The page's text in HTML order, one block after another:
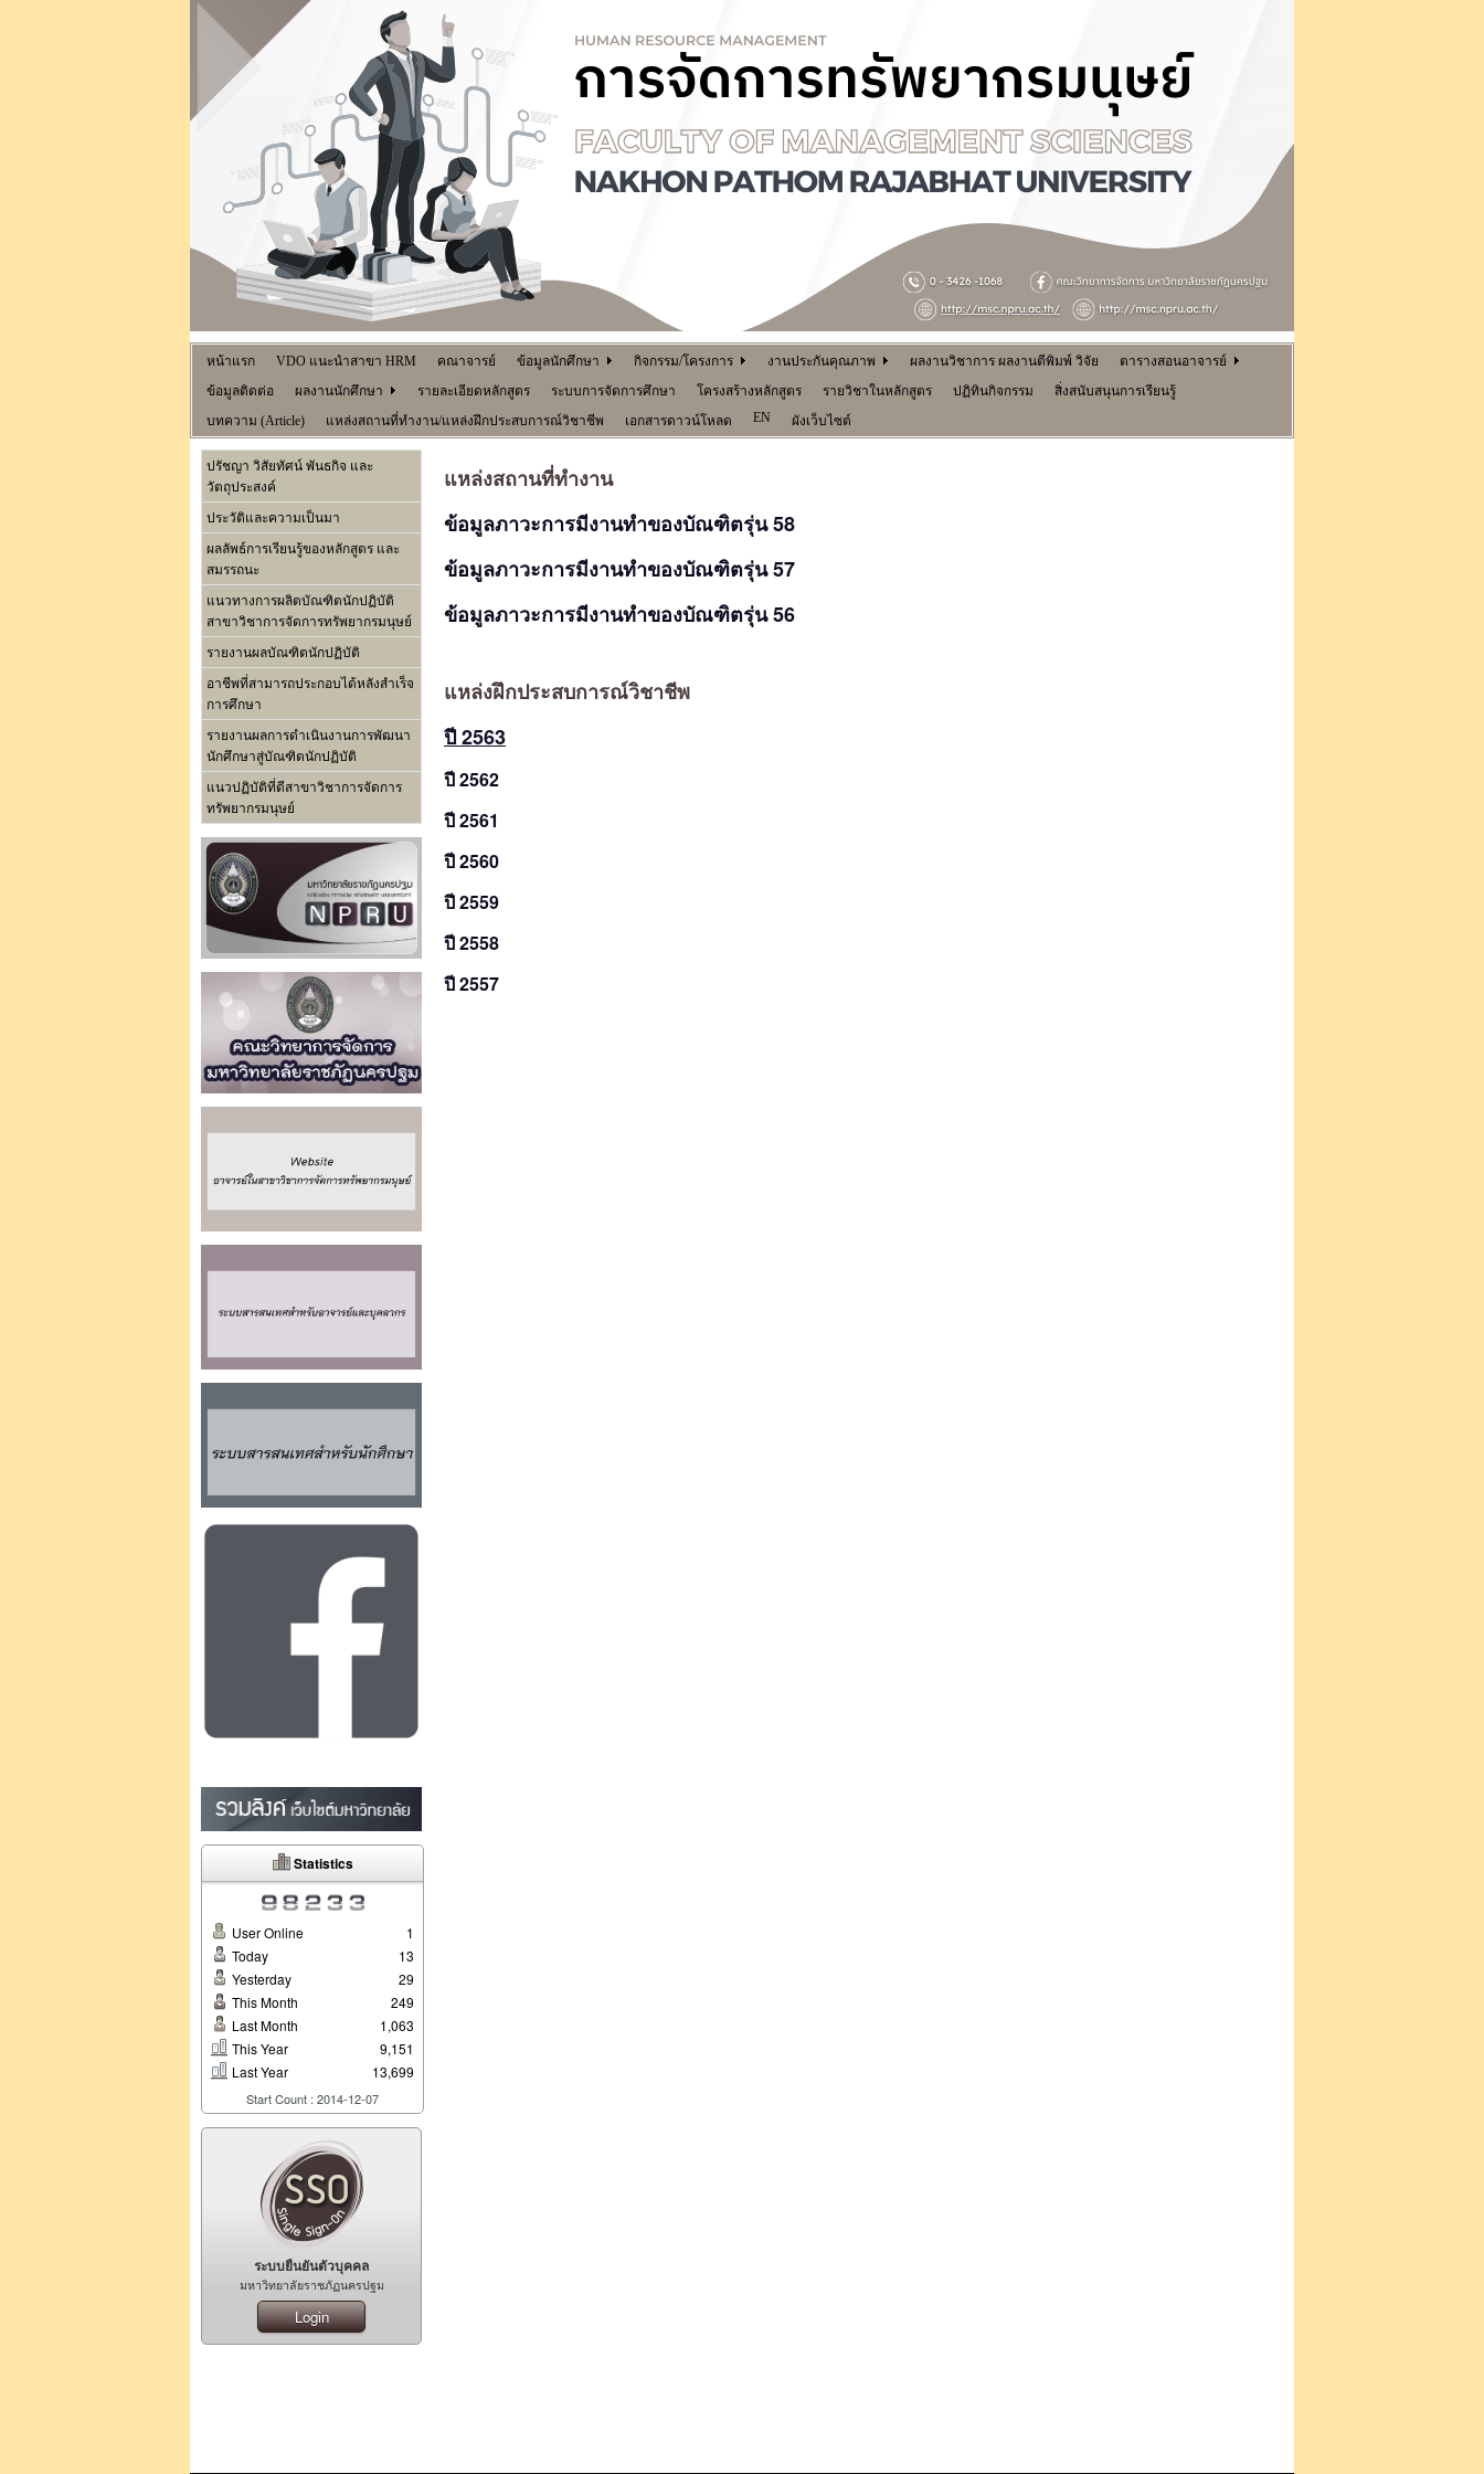
หน้าแรก VDO แนะนำสาขา HRM คณาจารย์ ข้อมูลนักศึกษา กิจกรรม/โครงการ งานประกันคุณภาพ ผลงานวิชาการ ผลงานตีพิมพ์ วิจัย
ตารางสอนอาจารย์
ข้อมูลติดต่อ
ผลงานนักศึกษา รายละเอียดหลักสูตร ระบบการจัดการศึกษา โครงสร้างหลักสูตร รายวิชาในหลักสูตร ปฏิทินกิจกรรม
สิ่งสนับสนุนการเรียนรู้
บทความ (Article)
แหล่งสถานที่ทำงาน/แหล่งฝึกประสบการณ์วิชาชีพ เอกสารดาวน์โหลด EN ผังเว็บไซต์
ปรัชญา วิสัยทัศน์ พันธกิจ และ
วัตถุประสงค์
ประวัติและความเป็นมา
ผลลัพธ์การเรียนรู้ของหลักสูตร และ
สมรรถนะ
แนวทางการผลิตบัณฑิตนักปฏิบัติ
สาขาวิชาการจัดการทรัพยากรมนุษย์
รายงานผลบัณฑิตนักปฏิบัติ
อาชีพที่สามารถประกอบได้หลังสำเร็จ
การศึกษา
รายงานผลการดำเนินงานการพัฒนา
นักศึกษาสู่บัณฑิตนักปฏิบัติ
แนวปฏิบัติที่ดีสาขาวิชาการจัดการ
ทรัพยากรมนุษย์
Statistics
User Online
1
Today
13
Yesterday
29
This Month
249
Last Month
1,063
This Year
9,151
Last Year
13,699
Start Count : 2014-12-07
ระบบยืนยันตัวบุคคล
มหาวิทยาลัยราชภัฏนครปฐม
Login
แหล่งสถานที่ทำงาน
ข้อมูลภาวะการมีงานทำของบัณฑิตรุ่น 58
ข้อมูลภาวะการมีงานทำของบัณฑิตรุ่น 57
ข้อมูลภาวะการมีงานทำของบัณฑิตรุ่น 56
แหล่งฝึกประสบการณ์วิชาชีพ
ปี 2563
ปี 2562
ปี 2561
ปี 2560
ปี 2559
ปี 2558
ปี 2557